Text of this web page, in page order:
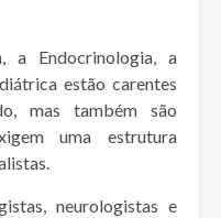
a Endocrinologia, a
estão carentes
mas também são
uma estrutura
neurologistas e